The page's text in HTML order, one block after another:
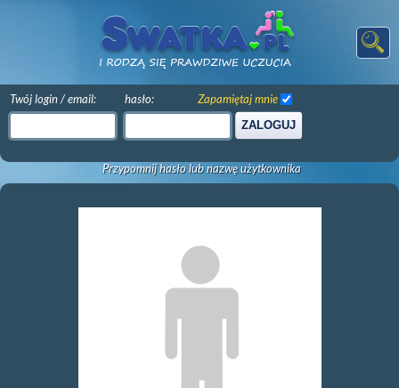
Twój login / email: hasło:
ZALOGUJ
Zapamiętaj mnie
Przypomnij hasło lub nazwę użytkownika